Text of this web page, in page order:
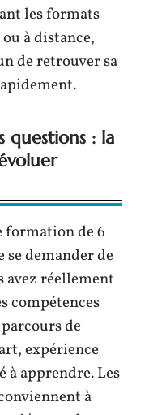
les formats
à distance,
de retrouver sa
questions : la
formation de 6
se demander de
avez réellement
compétences
de
expérience
apprendre. Les
à